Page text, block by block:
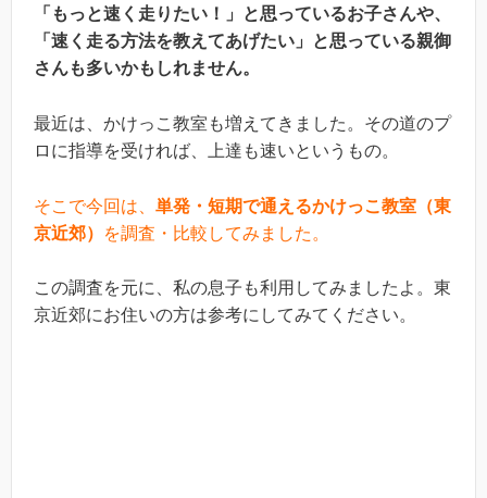
「もっと速く走りたい！」と思っているお子さんや、
「速く走る方法を教えてあげたい」と思っている親御
さんも多いかもしれません。
最近は、かけっこ教室も増えてきました。その道のプ
ロに指導を受ければ、上達も速いというもの。
そこで今回は、 単発・短期で通えるかけっこ教室（東
京近郊）
を調査・比較してみました。
この調査を元に、私の息子も利用してみましたよ。東
京近郊にお住いの方は参考にしてみてください。